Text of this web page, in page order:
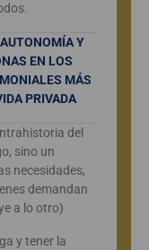
Y
EN LOS
MÁS
PRIVADA
del
sino un
necesidades,
demandan
a lo otro)
y tener la